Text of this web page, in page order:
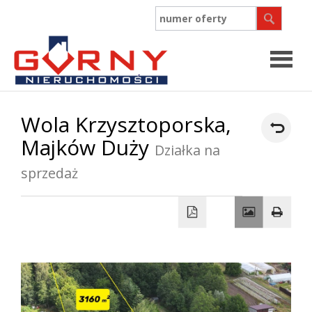
Wola Krzysztoporska,
Majków Duży Działka na
sprzedaż